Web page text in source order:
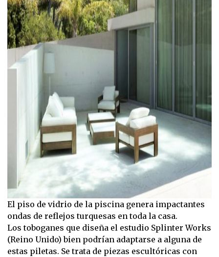
El piso de vidrio de la piscina genera impactantes
ondas de reflejos turquesas en toda la casa.
Los toboganes que diseña el estudio Splinter Works
(Reino Unido) bien podrían adaptarse a alguna de
estas piletas. Se trata de piezas escultóricas con